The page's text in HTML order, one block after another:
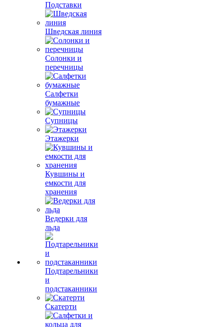
Подставки
Шведская линия
Солонки и
перечницы
Салфетки
бумажные
Супницы
Этажерки
Кувшины и
емкости для
хранения
Ведерки для
льда
Подтарельники
и
подстаканники
Скатерти